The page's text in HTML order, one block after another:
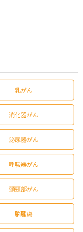
乳がん
消化器がん
泌尿器がん
呼吸器がん
頭頸部がん
脳腫瘍